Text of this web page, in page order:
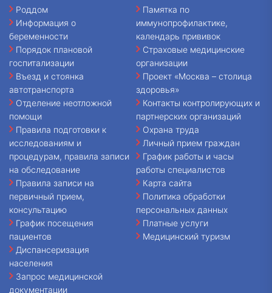
Роддом
Информация о
беременности
Порядок плановой
госпитализации
Въезд и стоянка
автотранспорта
Отделение неотложной
помощи
Правила подготовки к
исследованиям и
процедурам, правила записи
на обследование
Правила записи на
первичный прием,
консультацию
График посещения
пациентов
Диспансеризация
населения
Запрос медицинской
документации
Памятка по
иммунопрофилактике,
календарь прививок
Страховые медицинские
организации
Проект «Москва – столица
здоровья»
Контакты контролирующих и
партнерских организаций
Охрана труда
Личный прием граждан
График работы и часы
работы специалистов
Карта сайта
Политика обработки
персональных данных
Платные услуги
Медицинский туризм